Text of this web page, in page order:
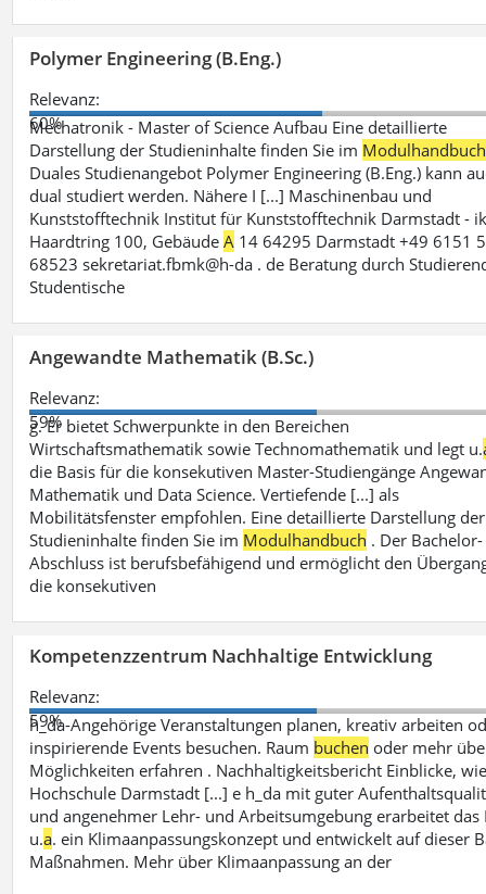
Polymer Engineering (B.Eng.)
Relevanz:
60%
Mechatronik - Master of Science Aufbau Eine detaillierte
Darstellung der Studieninhalte finden Sie im Modulhandbuch
Duales Studienangebot Polymer Engineering (B.Eng.) kann
dual studiert werden. Nähere I [...] Maschinenbau und
Kunststofftechnik Institut für Kunststofftechnik Darmstadt -
Haardtring 100, GebäudeA 14 64295 Darmstadt +49 6151
68523 sekretariat.fbmk@h-da . de Beratung durch
Studentische
Angewandte Mathematik (B.Sc.)
Relevanz:
59%
g. Er bietet Schwerpunkte in den Bereichen
Wirtschaftsmathematik sowie Technomathematik und legt u.
die Basis für die konsekutiven Master-Studiengänge
Mathematik und Data Science. Vertiefende [...] als
Mobilitätsfenster empfohlen. Eine detaillierte Darstellung der
Studieninhalte finden Sie im Modulhandbuch . Der Bachelor-
Abschluss ist berufsbefähigend und ermöglicht den
die konsekutiven
Kompetenzzentrum Nachhaltige Entwicklung
Relevanz:
59%
h_da-Angehörige Veranstaltungen planen, kreativ arbeiten
inspirierende Events besuchen. Raum buchen oder mehr
Möglichkeiten erfahren . Nachhaltigkeitsbericht Einblicke,
Hochschule Darmstadt [...] e h_da mit guter
und angenehmer Lehr- und Arbeitsumgebung erarbeitet das
u.a. ein Klimaanpassungskonzept und entwickelt auf dieser
Maßnahmen. Mehr über Klimaanpassung an der